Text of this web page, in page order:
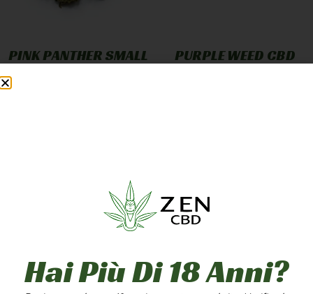
PINK PANTHER SMALL
20g
200g
PURPLE WEED CBD
1g
20g
Hai Più Di 18 Anni?